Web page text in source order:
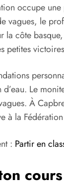
occupe
vagues, le
la côte
petites
Le
À
à la
: Partir en